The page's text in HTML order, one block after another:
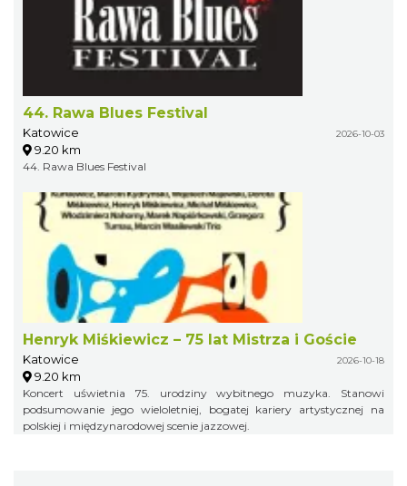
44. Rawa Blues Festival
Katowice 2026-10-03
9.20 km
44. Rawa Blues Festival
Henryk Miśkiewicz – 75 lat Mistrza i Goście
Katowice 2026-10-18
9.20 km
Koncert uświetnia 75. urodziny wybitnego muzyka. Stanowi
podsumowanie jego wieloletniej, bogatej kariery artystycznej na
polskiej i międzynarodowej scenie jazzowej.